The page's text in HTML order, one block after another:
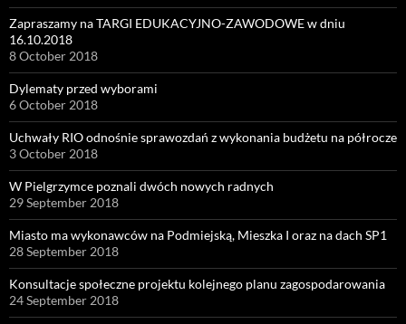
Zapraszamy na TARGI EDUKACYJNO-ZAWODOWE w dniu
16.10.2018
8 October 2018
Dylematy przed wyborami
6 October 2018
Uchwały RIO odnośnie sprawozdań z wykonania budżetu na półrocze
3 October 2018
W Pielgrzymce poznali dwóch nowych radnych
29 September 2018
Miasto ma wykonawców na Podmiejską, Mieszka I oraz na dach SP1
28 September 2018
Konsultacje społeczne projektu kolejnego planu zagospodarowania
24 September 2018